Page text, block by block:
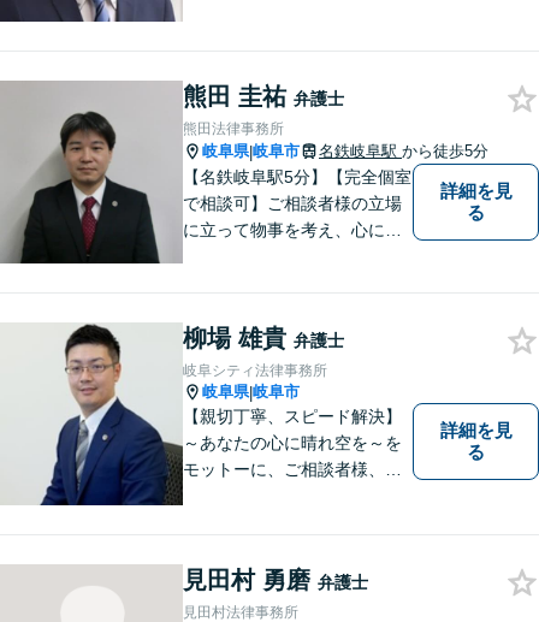
一緒に見つけていきます。
【丁寧なヒアリング】【地域
密着型の法律事務所】
熊田 圭祐 弁護士
熊田法律事務所
岐阜県|岐阜市 名鉄岐阜駅 から徒歩5分
【名鉄岐阜駅5分】【完全個室
で相談可】ご相談者様の立場
に立って物事を考え、心に寄
決への第一歩です。小さな問
題から大きな問題まで、お気
軽にご相談ください。
詳細を見
る
柳場 雄貴 弁護士
岐阜シティ法律事務所
岐阜県|岐阜市
【親切丁寧、スピード解決】
～あなたの心に晴れ空を～を
モットーに、ご相談者様、依
お気軽にご相談下さい。
詳細を見
る
見田村 勇磨 弁護士
見田村法律事務所